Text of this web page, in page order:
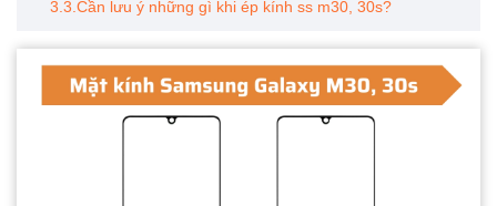
3.3.Cần lưu ý những gì khi ép kính ss m30, 30s?